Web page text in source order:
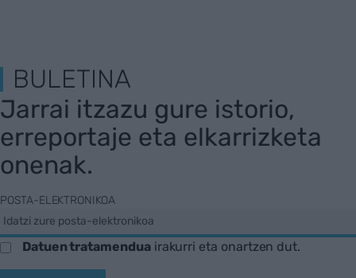
BULETINA
Jarrai itzazu gure istorio,
erreportaje eta elkarrizketa
onenak.
POSTA-ELEKTRONIKOA
Datuen tratamenduairakurri eta onartzen dut.